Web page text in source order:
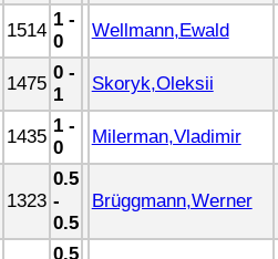
1514
1 -
0
Wellmann,Ewald
1475
0 -
1
Skoryk,Oleksii
1435
1 -
0
Milerman,Vladimir
1323
0.5
-
0.5
Brüggmann,Werner
0.5